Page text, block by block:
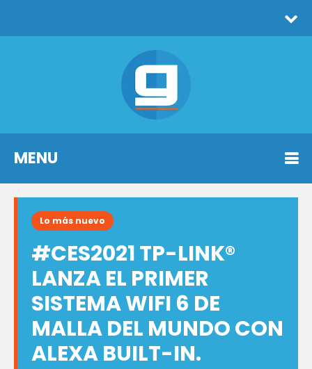
MENU
Lo más nuevo
#CES2021 TP-LINK®
LANZA EL PRIMER
SISTEMA WIFI 6 DE
MALLA DEL MUNDO CON
ALEXA BUILT-IN.